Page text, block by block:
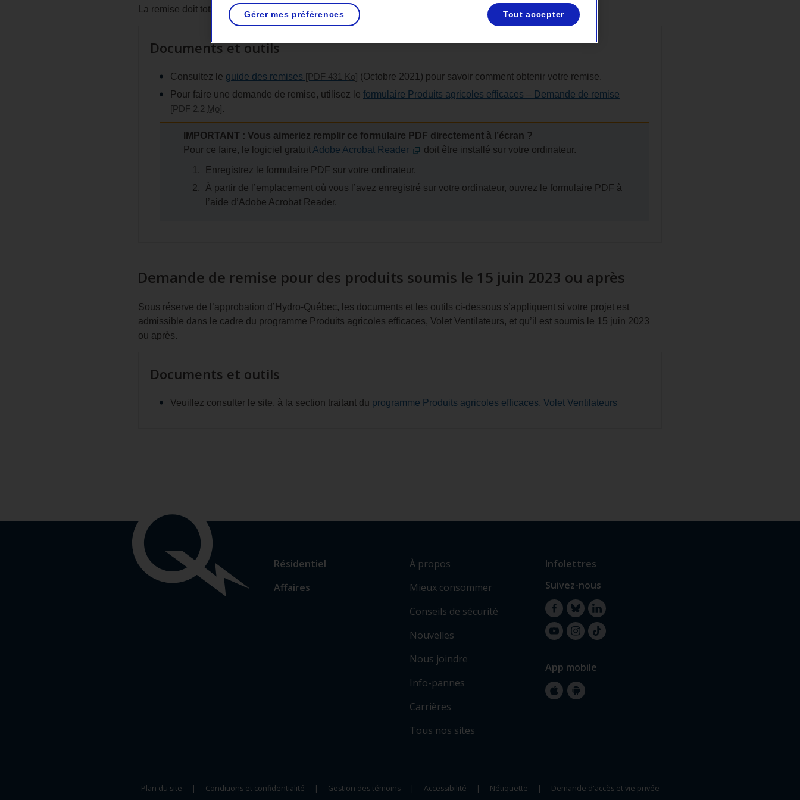
La remise doit totaliser au moins 100 $.
Documents et outils
Consultez le guide des remises [PDF 431 Ko] (Octobre 2021) pour savoir comment obtenir votre remise.
Pour faire une demande de remise, utilisez le formulaire Produits agricoles efficaces – Demande de remise
[PDF 2,2 Mo].
IMPORTANT : Vous aimeriez remplir ce formulaire PDF directement à l’écran ?
Pour ce faire, le logiciel gratuit Adobe Acrobat Reader
doit être installé sur votre ordinateur.
Enregistrez le formulaire PDF sur votre ordinateur.
À partir de l’emplacement où vous l’avez enregistré sur votre ordinateur, ouvrez le formulaire PDF à
l’aide d’Adobe Acrobat Reader.
Demande de remise pour des produits soumis le 15 juin 2023 ou après
Sous réserve de l’approbation d’Hydro‑Québec, les documents et les outils ci-dessous s’appliquent si votre projet est
admissible dans le cadre du programme Produits agricoles efficaces, Volet Ventilateurs, et qu’il est soumis le 15 juin 2023
ou après.
Documents et outils
Veuillez consulter le site, à la section traitant du programme Produits agricoles efficaces, Volet Ventilateurs
Lien
les
Résidentiel
Affaires
L
e
n
e
s
c
r
a
s
s
À propos
Mieux consommer
Conseils de sécurité
Nouvelles
Nous joindre
Info-pannes
Carrières
Tous nos sites
Infolettres
Suivez-nous
FacebookBlueskyLinkedIn
App mobile
Plan du site Conditions et confidentialité Gestion des témoins Accessibilité Nétiquette Demande d'accès et vie privée
Gérer mes préférences Tout accepter